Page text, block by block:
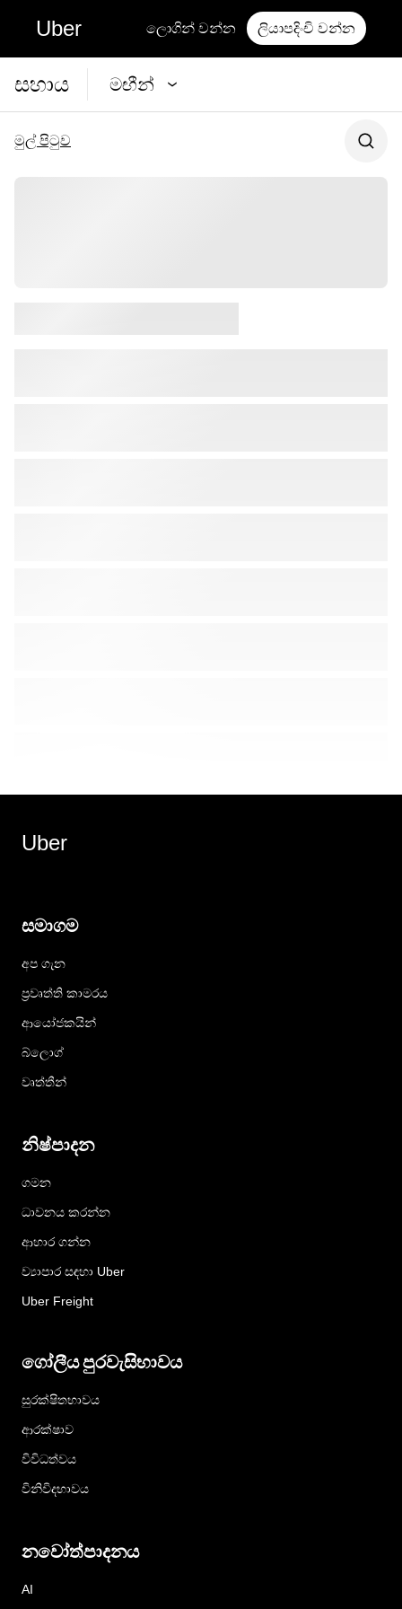
Uber ලොගින් වන්න ලියාපදිංචි වන්න
සහාය මඟීන්
මුල් පිටුව
Uber
සමාගම
අප ගැන
ප්‍රවෘත්ති කාමරය
ආයෝජකයින්
බ්ලොග්
වෘත්තීන්
නිෂ්පාදන
ගමන
ධාවනය කරන්න
ආහාර ගන්න
ව්‍යාපාර සඳහා Uber
Uber Freight
ගෝලීය පුරවැසිභාවය
සුරක්ෂිතභාවය
ආරක්ෂාව
විවිධත්වය
විනිවිදභාවය
නවෝත්පාදනය
AI